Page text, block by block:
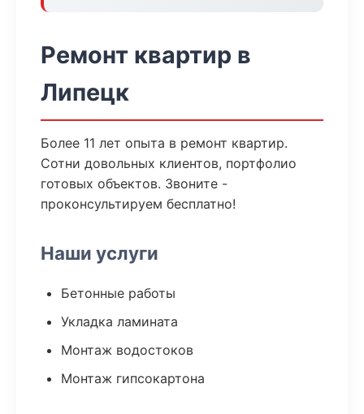
Ремонт квартир в
Липецк
Более 11 лет опыта в ремонт квартир.
Сотни довольных клиентов, портфолио
готовых объектов. Звоните -
проконсультируем бесплатно!
Наши услуги
Бетонные работы
Укладка ламината
Монтаж водостоков
Монтаж гипсокартона